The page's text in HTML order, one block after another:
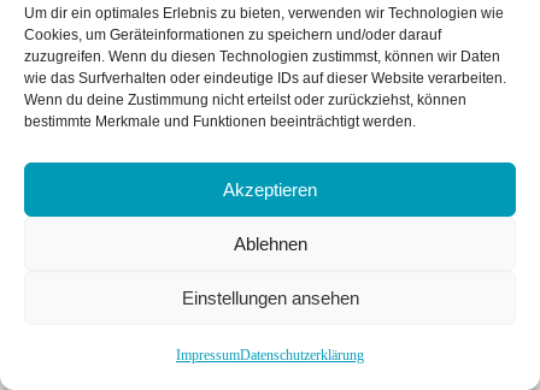
Um dir ein optimales Erlebnis zu bieten, verwenden wir Technologien wie
Cookies, um Geräteinformationen zu speichern und/oder darauf
zuzugreifen. Wenn du diesen Technologien zustimmst, können wir Daten
wie das Surfverhalten oder eindeutige IDs auf dieser Website verarbeiten.
Wenn du deine Zustimmung nicht erteilst oder zurückziehst, können
bestimmte Merkmale und Funktionen beeinträchtigt werden.
Akzeptieren
Ablehnen
Einstellungen ansehen
ImpressumDatenschutzerklärung
Meinungen
bemitleiden, besser ist es, man hilft ihm.
Dass ein Leben durch Nichtstun dennoch ein gutes